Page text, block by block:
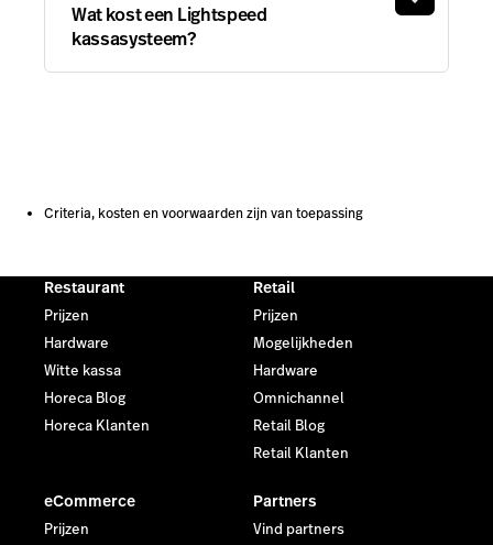
Wat kost een Lightspeed
kassasysteem?
Criteria, kosten en voorwaarden zijn van toepassing
Restaurant
Prijzen
Hardware
Witte kassa
Horeca Blog
Horeca Klanten
Retail
Prijzen
Mogelijkheden
Hardware
Omnichannel
Retail Blog
Retail Klanten
eCommerce
Prijzen
Partners
Vind partners